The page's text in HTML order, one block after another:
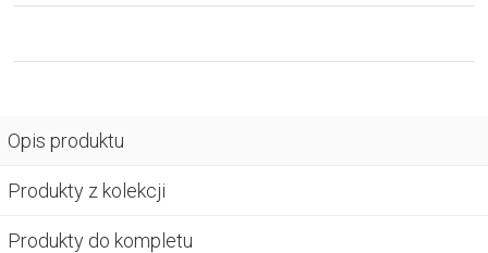
Opis produktu
Produkty z kolekcji
Produkty do kompletu